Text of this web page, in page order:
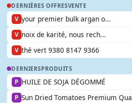
DERNIÈRES OFFRESVENTE
V your premier bulk argan o...
V noix de karité, nous rech...
V thé vert 9380 8147 9366
DERNIERSPRODUITS
P HUILE DE SOJA DÉGOMMÉ
P Sun Dried Tomatoes Premium Qua